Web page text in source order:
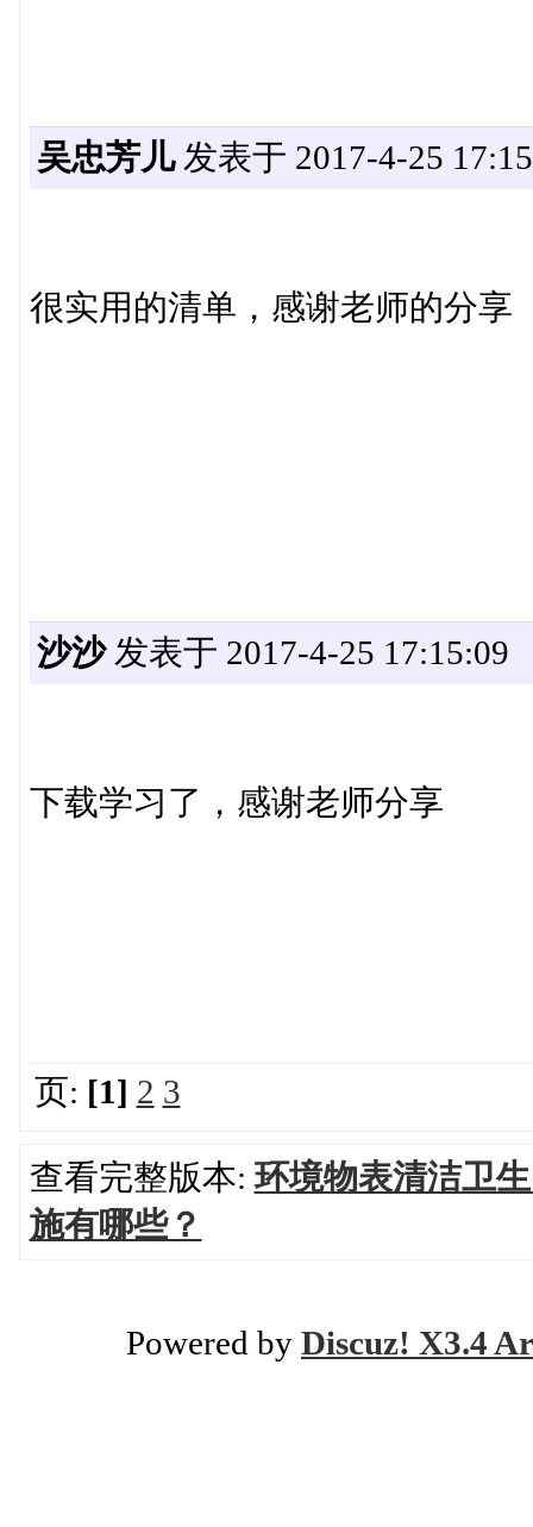
吴忠芳儿发表于 2017-4-25
很实用的清单，感谢老师的分享
沙沙发表于 2017-4-25 17:15:09
下载学习了，感谢老师分享
页: [1] 2 3
查看完整版本:环境物表清洁卫
施有哪些？
Powered by Discuz! X3.4